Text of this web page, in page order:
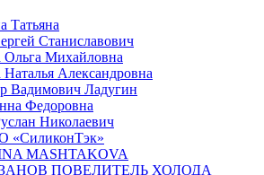
Татьяна
Станиславович
Ольга Михайловна
Александровна
Вадимович Ладугин
Федоровна
Николаевич
«СиликонТэк»
MASHTAKOVA
ПОВЕЛИТЕЛЬ ХОЛОДА